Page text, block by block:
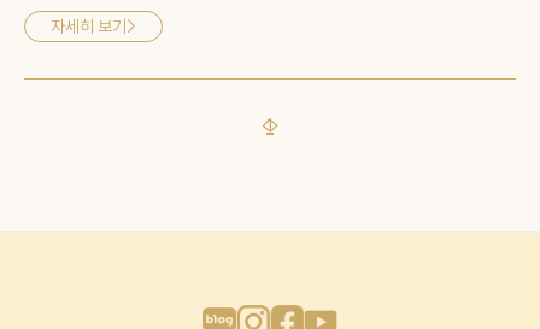
고객, 한의원과 플랫폼을 연결하는 의료네트워크
를 제공하는 기업이다. 이번 MOU를 통해 △한
육, 보험 등 토탈 서비스 제공, △한의계 전자차트
자세히 보기>
1